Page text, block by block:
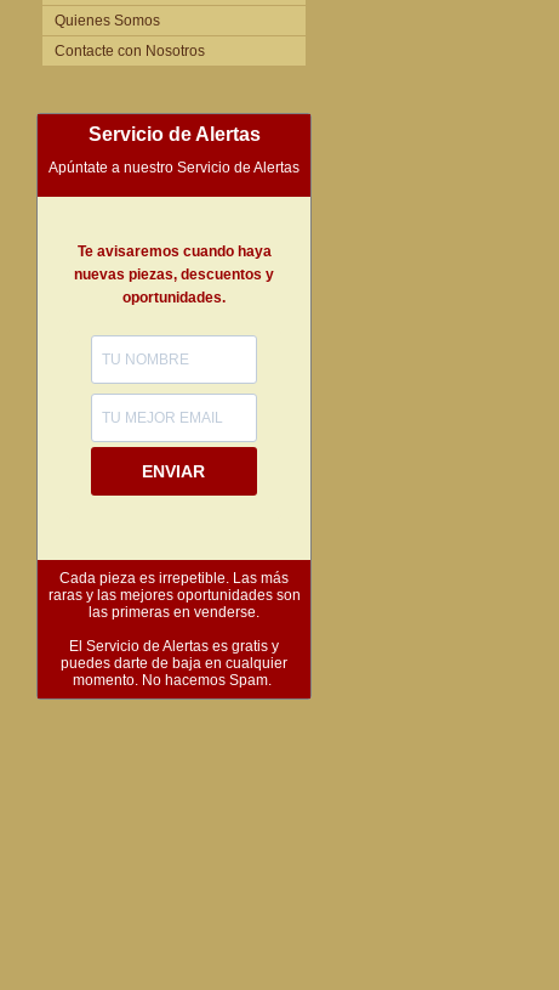
Quienes Somos
Contacte con Nosotros
Servicio de Alertas
Apúntate a nuestro Servicio de Alertas
Te avisaremos cuando haya
nuevas piezas, descuentos y
oportunidades.
ENVIAR
Cada pieza es irrepetible. Las más
raras y las mejores oportunidades son
las primeras en venderse.
El Servicio de Alertas es gratis y
puedes darte de baja en cualquier
momento. No hacemos Spam.